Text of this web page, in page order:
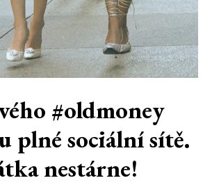
#oldmoney
plné sociální sítě.
nestárne!